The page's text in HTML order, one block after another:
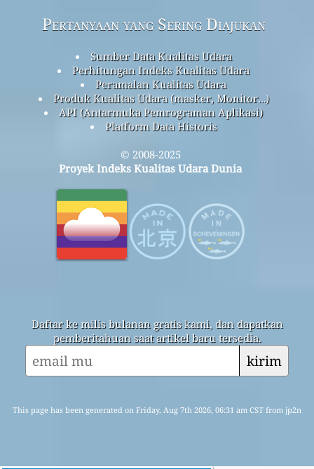
Pertanyaan yang Sering Diajukan
Sumber Data Kualitas Udara
Perhitungan Indeks Kualitas Udara
Peramalan Kualitas Udara
Produk Kualitas Udara (masker, Monitor…)
API (Antarmuka Pemrograman Aplikasi)
Platform Data Historis
© 2008-2025
Proyek Indeks Kualitas Udara Dunia
Daftar ke milis bulanan gratis kami, dan dapatkan
pemberitahuan saat artikel baru tersedia.
kirim
This page has been generated on Friday, Aug 7th 2026, 06:31 am CST from jp2n